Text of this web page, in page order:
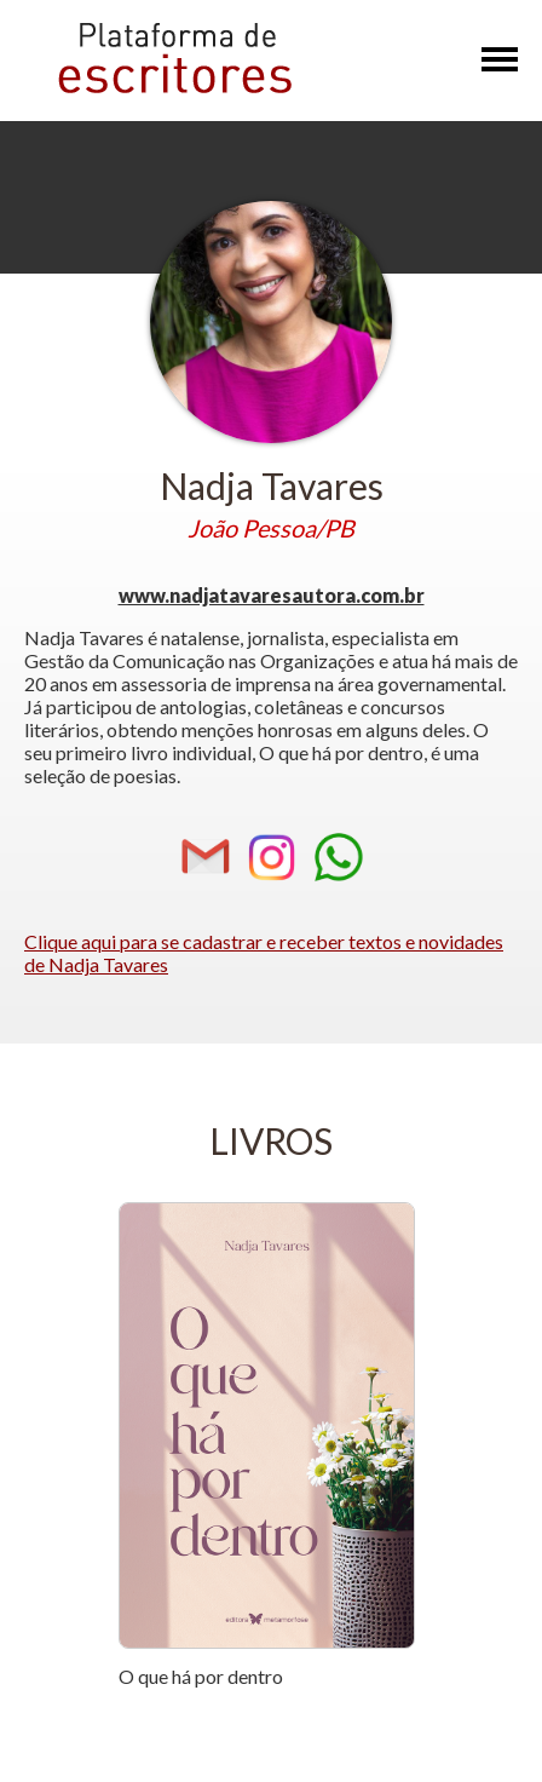
×
Nadja Tavares
João Pessoa/PB
www.nadjatavaresautora.com.br
Nadja Tavares é natalense, jornalista, especialista em
Gestão da Comunicação nas Organizações e atua há mais de
20 anos em assessoria de imprensa na área governamental.
Já participou de antologias, coletâneas e concursos
literários, obtendo menções honrosas em alguns deles. O
seu primeiro livro individual, O que há por dentro, é uma
seleção de poesias.
Clique aqui para se cadastrar e receber textos e novidades
de Nadja Tavares
LIVROS
O que há por dentro